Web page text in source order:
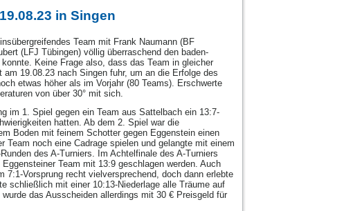
in Singen
Team mit Frank Naumann (BF
(LFJ Tübingen) völlig überraschend den baden-
Keine Frage also, dass das Team in gleicher
19.08.23 nach Singen fuhr, um an die Erfolge des
etwas höher als im Vorjahr (80 Teams). Erschwerte
von über 30° mit sich.
im 1. Spiel gegen ein Team aus Sattelbach ein 13:7-
hatten. Ab dem 2. Spiel war die
Boden mit feinem Schotter gegen Eggenstein einen
noch eine Cadrage spielen und gelangte mit einem
des A-Turniers. Im Achtelfinale des A-Turniers
Team mit 13:9 geschlagen werden. Auch
Vorsprung recht vielversprechend, doch dann erlebte
schließlich mit einer 10:13-Niederlage alle Träume auf
das Ausscheiden allerdings mit 30 € Preisgeld für